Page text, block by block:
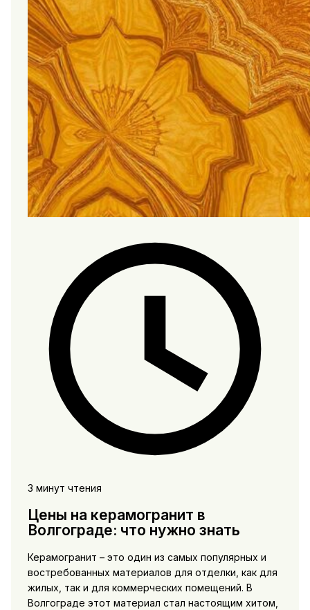
3 минут чтения
Цены на керамогранит в
Волгограде: что нужно знать
Керамогранит – это один из самых популярных и
востребованных материалов для отделки, как для
жилых, так и для коммерческих помещений. В
Волгограде этот материал стал настоящим хитом,